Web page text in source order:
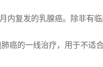
内复发的乳腺癌。除非有
癌的一线治疗，用于不适